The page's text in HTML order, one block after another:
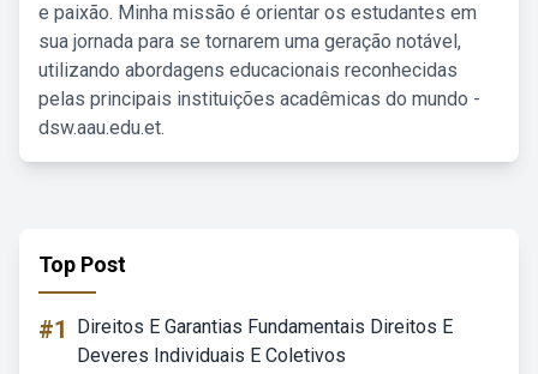
e paixão. Minha missão é orientar os estudantes em
sua jornada para se tornarem uma geração notável,
utilizando abordagens educacionais reconhecidas
pelas principais instituições acadêmicas do mundo -
dsw.aau.edu.et.
Top Post
#1
Direitos E Garantias Fundamentais Direitos E
Deveres Individuais E Coletivos